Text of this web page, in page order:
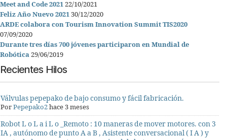
Meet and Code 202122/10/2021
Feliz Año Nuevo 202130/12/2020
ARDE colabora con Tourism Innovation Summit TIS2020
07/09/2020
Durante tres días 700 jóvenes participaron en Mundial de
Robótica29/06/2019
Recientes Hilos
Válvulas pepepako de bajo consumo y fácil fabricación.
PorPepepako2hace 3 meses
Robot L o L a i L o _Remoto : 10 maneras de mover motores. con 3
IA , autónomo de punto A a B , Asistente conversacional ( I A ) y